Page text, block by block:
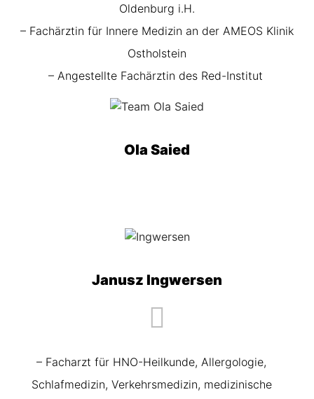
Oldenburg i.H.
– Fachärztin für Innere Medizin an der AMEOS Klinik
Ostholstein
– Angestellte Fachärztin des Red-Institut
Ola Saied
Janusz Ingwersen
– Facharzt für HNO-Heilkunde, Allergologie,
Schlafmedizin, Verkehrsmedizin, medizinische